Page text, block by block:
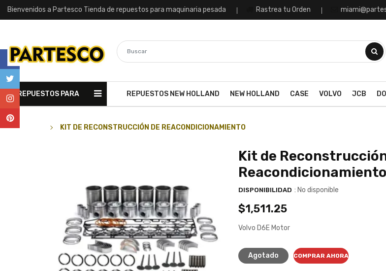
Bienvenidos a Partesco Tienda de repuestos para maquinaria pesada Rastrea tu Orden
REPUESTOS PARA REPUESTOS NEW HOLLAND NEW HOLLAND CASE VOLVO JCB
KIT DE RECONSTRUCCIÓN DE REACONDICIONAMIENTO
Kit de
Reacondicionamiento
DISPONIBILIDAD : No disponible
$1,511.25
Volvo D6E Motor
Agotado COMPRAR AHORA